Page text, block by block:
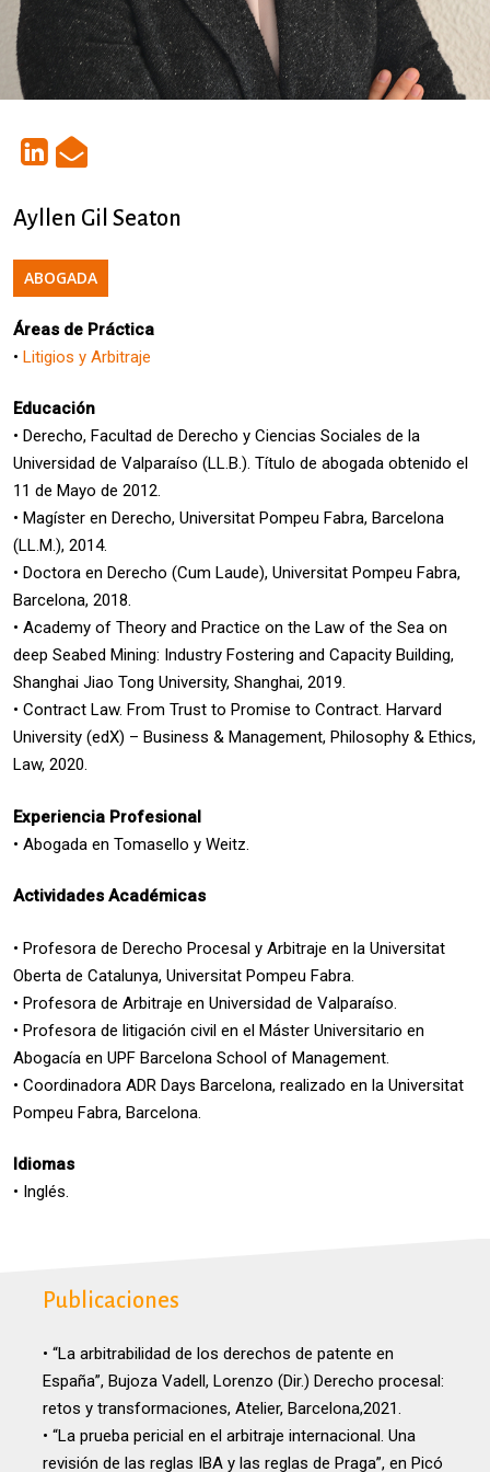
Ayllen Gil Seaton
ABOGADA
Áreas de Práctica
•Litigios y Arbitraje
Educación
• Derecho, Facultad de Derecho y Ciencias Sociales de la
Universidad de Valparaíso (LL.B.). Título de abogada obtenido el
11 de Mayo de 2012.
• Magíster en Derecho, Universitat Pompeu Fabra, Barcelona
(LL.M.), 2014.
• Doctora en Derecho (Cum Laude), Universitat Pompeu Fabra,
Barcelona, 2018.
• Academy of Theory and Practice on the Law of the Sea on
deep Seabed Mining: Industry Fostering and Capacity Building,
Shanghai Jiao Tong University, Shanghai, 2019.
• Contract Law. From Trust to Promise to Contract. Harvard
University (edX) – Business & Management, Philosophy & Ethics,
Law, 2020.
Experiencia Profesional
• Abogada en Tomasello y Weitz.
Actividades Académicas
• Profesora de Derecho Procesal y Arbitraje en la Universitat
Oberta de Catalunya, Universitat Pompeu Fabra.
• Profesora de Arbitraje en Universidad de Valparaíso.
• Profesora de litigación civil en el Máster Universitario en
Abogacía en UPF Barcelona School of Management.
• Coordinadora ADR Days Barcelona, realizado en la Universitat
Pompeu Fabra, Barcelona.
Idiomas
• Inglés.
Publicaciones
• “La arbitrabilidad de los derechos de patente en
España”, Bujoza Vadell, Lorenzo (Dir.) Derecho procesal:
retos y transformaciones, Atelier, Barcelona,2021.
• “La prueba pericial en el arbitraje internacional. Una
revisión de las reglas IBA y las reglas de Praga”, en Picó